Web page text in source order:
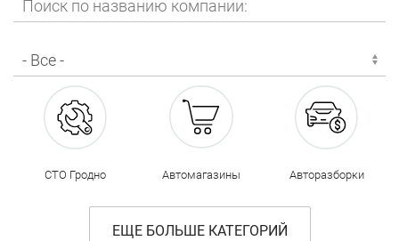
СТО Гродно Автомагазины Авторазборки
ЕЩЕ БОЛЬШЕ КАТЕГОРИЙ